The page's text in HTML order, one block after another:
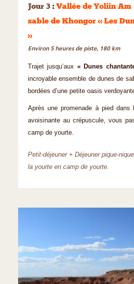
Jour 3 : Vallée de Yoliin Am
sable de Khongor « Les
»
Environ 5 heures de piste, 180 km
Trajet jusqu’aux « Dunes
incroyable ensemble de dunes de
bordées d’une petite oasis
Après une promenade à pied dans
avoisinante au crépuscule, vous
camp de yourte.
Petit-déjeuner + Déjeuner pique-
la yourte en camp de yourte.